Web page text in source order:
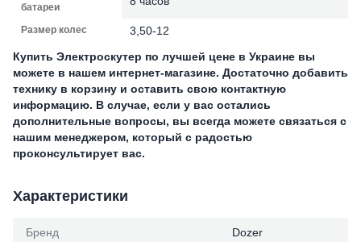
батареи
Размер колес
3,50-12
Купить Электроскутер по лучшей цене в Украине вы
можете в нашем интернет-магазине. Достаточно добавить
технику в корзину и оставить свою контактную
информацию. В случае, если у вас остались
дополнительные вопросы, вы всегда можете связаться с
нашим менеджером, который с радостью
проконсультирует вас.
Характеристики
Бренд Dozer